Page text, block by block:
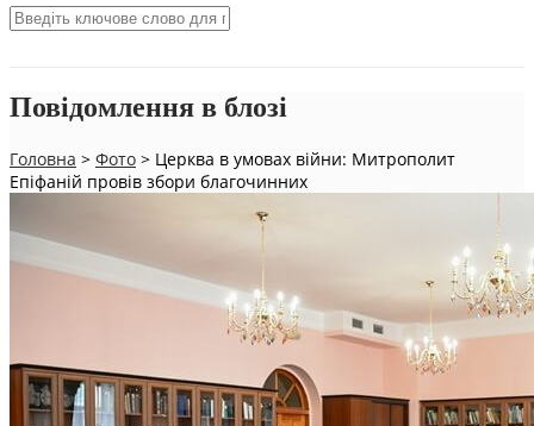
Повідомлення в блозі
Головна > Фото > Церква в умовах війни: Митрополит
Епіфаній провів збори благочинних